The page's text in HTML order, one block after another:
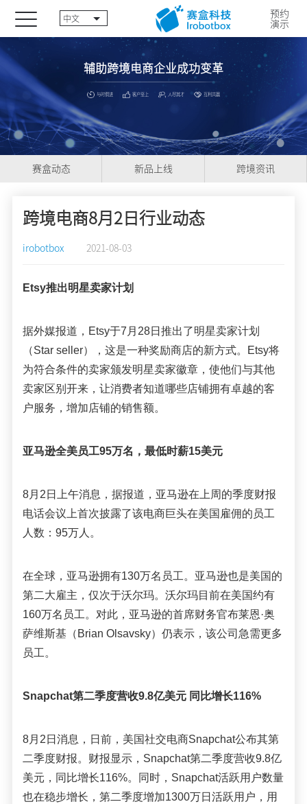
预约
演示
中文
辅助跨境电商企业成功变革
与时俱进 客户至上 人尽其才 互利共赢
赛盒动态 新品上线 跨境资讯
跨境电商8月2日行业动态
irobotbox 2021-08-03
Etsy推出明星卖家计划
据外媒报道，Etsy于7月28日推出了明星卖家计划
（Star seller），这是一种奖励商店的新方式。Etsy将
为符合条件的卖家颁发明星卖家徽章，使他们与其他
卖家区别开来，让消费者知道哪些店铺拥有卓越的客
户服务，增加店铺的销售额。
亚马逊全美员工95万名，最低时薪15美元
8月2日上午消息，据报道，亚马逊在上周的季度财报
电话会议上首次披露了该电商巨头在美国雇佣的员工
人数：95万人。
在全球，亚马逊拥有130万名员工。亚马逊也是美国的
第二大雇主，仅次于沃尔玛。沃尔玛目前在美国约有
160万名员工。对此，亚马逊的首席财务官布莱恩·奥
萨维斯基（Brian Olsavsky）仍表示，该公司急需更多
员工。
Snapchat第二季度营收9.8亿美元 同比增长116%
8月2日消息，日前，美国社交电商Snapchat公布其第
二季度财报。财报显示，Snapchat第二季度营收9.8亿
美元，同比增长116%。同时，Snapchat活跃用户数量
也在稳步增长，第二季度增加1300万日活跃用户，用